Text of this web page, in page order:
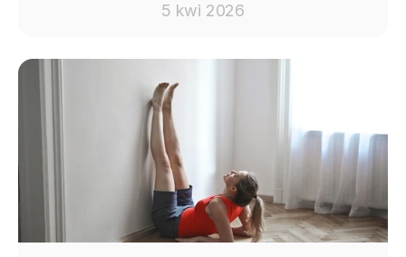
5 kwi 2026